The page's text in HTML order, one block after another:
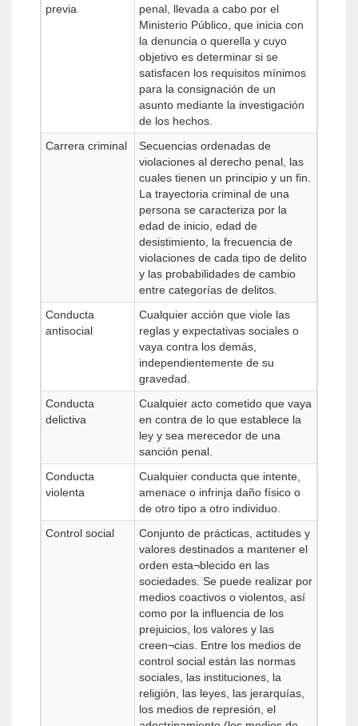
previa
penal, llevada a cabo por el
Ministerio Público, que inicia con
la denuncia o querella y cuyo
objetivo es determinar si se
satisfacen los requisitos mínimos
para la consignación de un
asunto mediante la investigación
de los hechos.
Carrera criminal
Secuencias ordenadas de
violaciones al derecho penal, las
cuales tienen un principio y un fin.
La trayectoria criminal de una
persona se caracteriza por la
edad de inicio, edad de
desistimiento, la frecuencia de
violaciones de cada tipo de delito
y las probabilidades de cambio
entre categorías de delitos.
Conducta
antisocial
Cualquier acción que viole las
reglas y expectativas sociales o
vaya contra los demás,
independientemente de su
gravedad.
Conducta
delictiva
Cualquier acto cometido que vaya
en contra de lo que establece la
ley y sea merecedor de una
sanción penal.
Conducta
violenta
Cualquier conducta que intente,
amenace o infrinja daño físico o
de otro tipo a otro individuo.
Control social
Conjunto de prácticas, actitudes y
valores destinados a mantener el
orden esta¬blecido en las
sociedades. Se puede realizar por
medios coactivos o violentos, así
como por la influencia de los
prejuicios, los valores y las
creen¬cias. Entre los medios de
control social están las normas
sociales, las instituciones, la
religión, las leyes, las jerarquías,
los medios de represión, el